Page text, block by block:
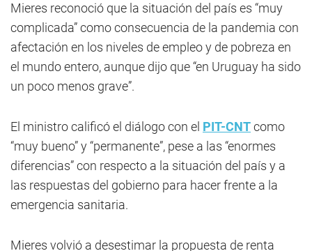
Mieres reconoció que la situación del país es “muy
complicada” como consecuencia de la pandemia con
afectación en los niveles de empleo y de pobreza en
el mundo entero, aunque dijo que “en Uruguay ha sido
un poco menos grave”.
El ministro calificó el diálogo con el PIT-CNTcomo
“muy bueno” y “permanente”, pese a las “enormes
diferencias” con respecto a la situación del país y a
las respuestas del gobierno para hacer frente a la
emergencia sanitaria.
Mieres volvió a desestimar la propuesta de renta